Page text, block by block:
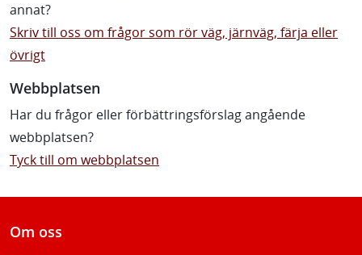
annat?
Skriv till oss om frågor som rör väg, järnväg, färja eller
övrigt
Webbplatsen
Har du frågor eller förbättringsförslag angående
webbplatsen?
Tyck till om webbplatsen
Om oss